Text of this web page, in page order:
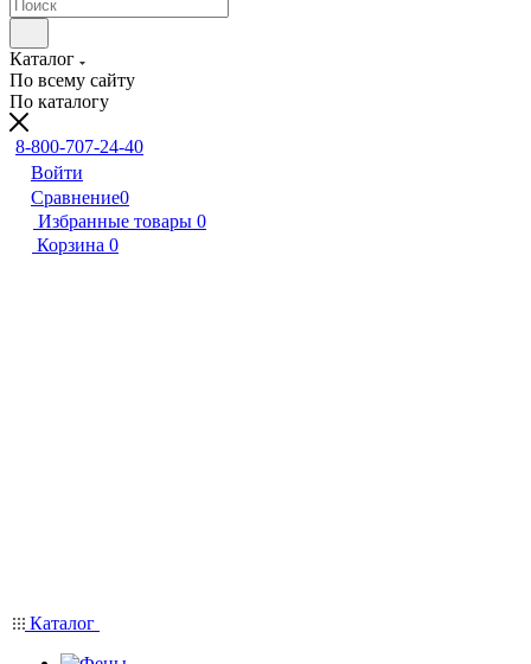
Каталог
По всему сайту
По каталогу
8-800-707-24-40
Войти
Сравнение0
Избранные товары 0
Корзина 0
Каталог